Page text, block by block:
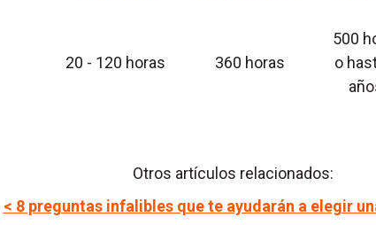
20 - 120 horas 360 horas
500
o
Otros artículos relacionados:
< 8 preguntas infalibles que te ayudarán a elegir